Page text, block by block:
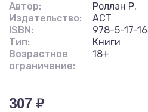
Автор:
Роллан Р.
Издательство:
АСТ
ISBN:
978-5-17-
Тип:
Книги
Возрастное
ограничение:
18+
307 ₽